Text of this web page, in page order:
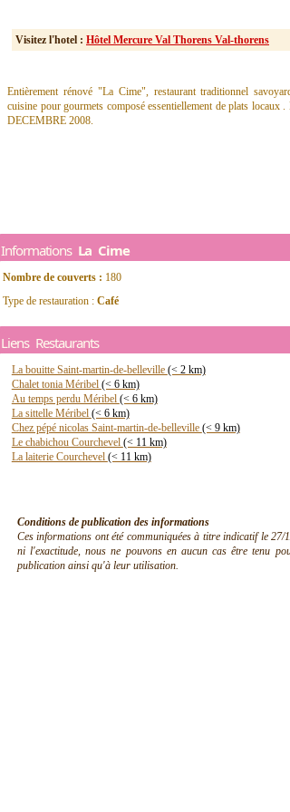
Visitez l'hotel : Hôtel Mercure Val Thorens Val-thorens
Entièrement rénové "La Cime", restaurant traditionnel
cuisine pour gourmets composé essentiellement de plats
DECEMBRE 2008.
Informations La Cime
Nombre de couverts : 180
Type de restauration : Café
Liens Restaurants
La bouitte Saint-martin-de-belleville (< 2 km)
Chalet tonia Méribel (< 6 km)
Au temps perdu Méribel (< 6 km)
La sittelle Méribel (< 6 km)
Chez pépé nicolas Saint-martin-de-belleville (< 9 km)
Le chabichou Courchevel (< 11 km)
La laiterie Courchevel (< 11 km)
Conditions de publication des informations
Ces informations ont été communiquées à titre indicatif le
ni l'exactitude, nous ne pouvons en aucun cas être tenu
publication ainsi qu'à leur utilisation.